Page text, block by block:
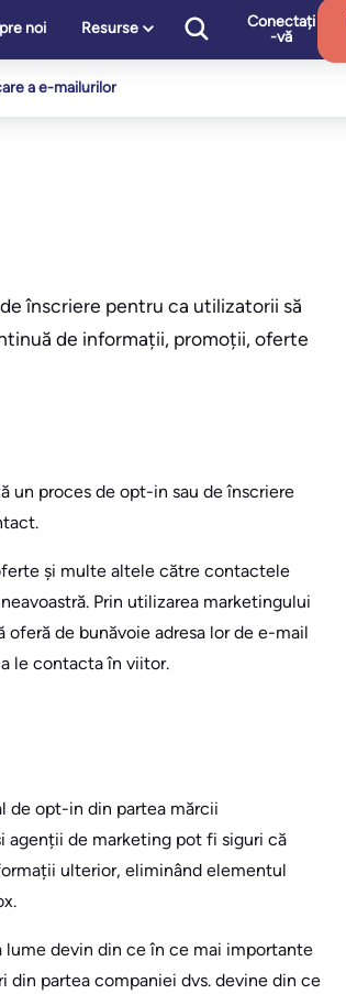
noi Resurse
Conectați
-vă
a e-mailurilor
înscriere pentru ca utilizatorii să
de informații, promoții, oferte
un proces de opt-in sau de înscriere
și multe altele către contactele
Prin utilizarea marketingului
de bunăvoie adresa lor de e-mail
le contacta în viitor.
de opt-in din partea mărcii
agenții de marketing pot fi siguri că
ulterior, eliminând elementul
devin din ce în ce mai importante
partea companiei dvs. devine din ce